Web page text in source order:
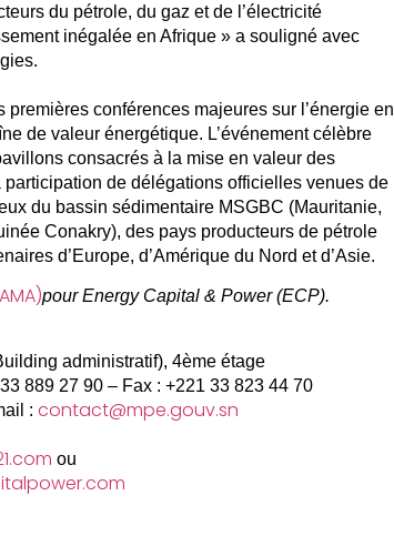
du pétrole, du gaz et de l’électricité
inégalée en Afrique » a souligné avec
premières conférences majeures sur l’énergie en
de valeur énergétique. L’événement célèbre
consacrés à la mise en valeur des
de délégations officielles venues de
du bassin sédimentaire MSGBC (Mauritanie,
Conakry), des pays producteurs de pétrole
d’Europe, d’Amérique du Nord et d’Asie.
pour Energy Capital & Power (ECP).
administratif), 4ème étage
889 27 90 – Fax : +221 33 823 44 70
: contact@mpe.gouv.sn
ou